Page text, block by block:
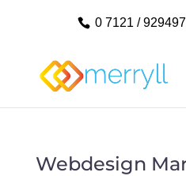
0 7121 /
Webdesign